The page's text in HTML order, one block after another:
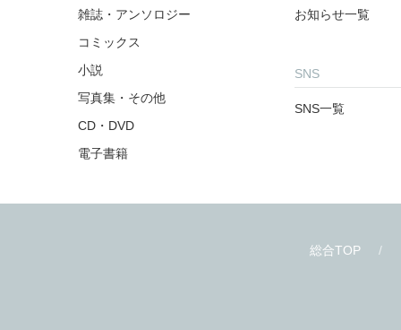
雑誌・アンソロジー
コミックス
小説
写真集・その他
CD・DVD
電子書籍
お知らせ一覧
SNS
SNS一覧
総合TOP